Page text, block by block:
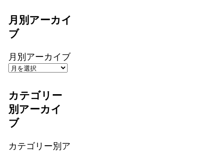
月別アーカイ
ブ
月別アーカイブ
カテゴリー
別アーカイ
ブ
カテゴリー別ア